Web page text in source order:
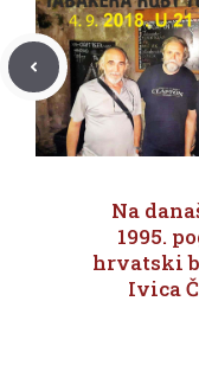
Na
1995.
hrvatski
Ivica